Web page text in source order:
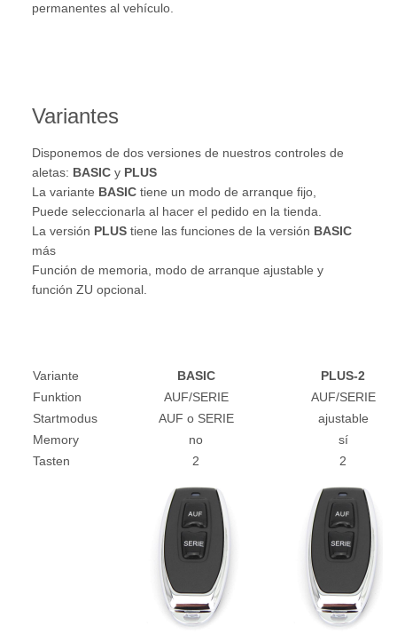
permanentes al vehículo.
Variantes
Disponemos de dos versiones de nuestros controles de
aletas: BASIC y PLUS
La variante BASIC tiene un modo de arranque fijo,
Puede seleccionarla al hacer el pedido en la tienda.
La versión PLUS tiene las funciones de la versión BASIC
más
Función de memoria, modo de arranque ajustable y
función ZU opcional.
Variante BASIC
PLUS-2
Funktion
AUF/SERIE
AUF/SERIE
Startmodus
AUF o SERIE
ajustable
Memory
no
sí
Tasten
2 2